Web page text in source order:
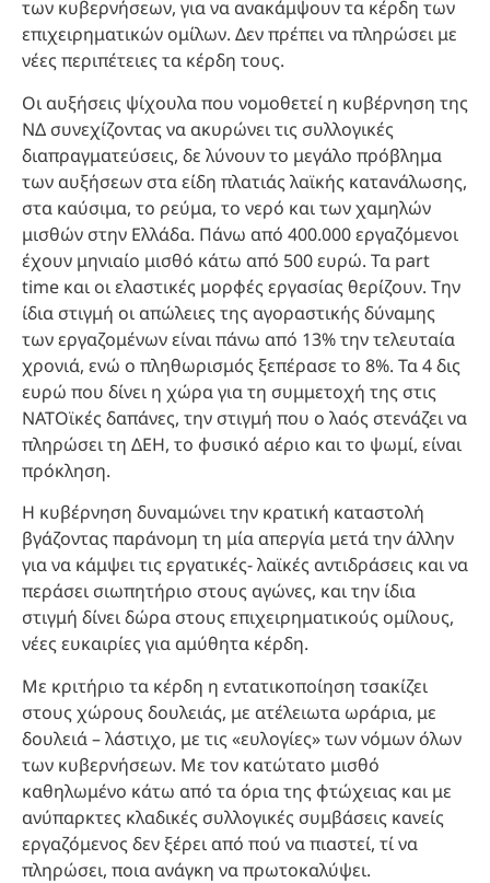
των κυβερνήσεων, για να ανακάμψουν τα κέρδη των
επιχειρηματικών ομίλων. Δεν πρέπει να πληρώσει με
νέες περιπέτειες τα κέρδη τους.
Οι αυξήσεις ψίχουλα που νομοθετεί η κυβέρνηση της
ΝΔ συνεχίζοντας να ακυρώνει τις συλλογικές
διαπραγματεύσεις, δε λύνουν το μεγάλο πρόβλημα
των αυξήσεων στα είδη πλατιάς λαϊκής κατανάλωσης,
στα καύσιμα, το ρεύμα, το νερό και των χαμηλών
μισθών στην Ελλάδα. Πάνω από 400.000 εργαζόμενοι
έχουν μηνιαίο μισθό κάτω από 500 ευρώ. Τα part
time και οι ελαστικές μορφές εργασίας θερίζουν. Την
ίδια στιγμή οι απώλειες της αγοραστικής δύναμης
των εργαζομένων είναι πάνω από 13% την τελευταία
χρονιά, ενώ ο πληθωρισμός ξεπέρασε το 8%. Τα 4 δις
ευρώ που δίνει η χώρα για τη συμμετοχή της στις
ΝΑΤΟϊκές δαπάνες, την στιγμή που ο λαός στενάζει να
πληρώσει τη ΔΕΗ, το φυσικό αέριο και το ψωμί, είναι
πρόκληση.
Η κυβέρνηση δυναμώνει την κρατική καταστολή
βγάζοντας παράνομη τη μία απεργία μετά την άλλην
για να κάμψει τις εργατικές- λαϊκές αντιδράσεις και να
περάσει σιωπητήριο στους αγώνες, και την ίδια
στιγμή δίνει δώρα στους επιχειρηματικούς ομίλους,
νέες ευκαιρίες για αμύθητα κέρδη.
Με κριτήριο τα κέρδη η εντατικοποίηση τσακίζει
στους χώρους δουλειάς, με ατέλειωτα ωράρια, με
δουλειά – λάστιχο, με τις «ευλογίες» των νόμων όλων
των κυβερνήσεων. Με τον κατώτατο μισθό
καθηλωμένο κάτω από τα όρια της φτώχειας και με
ανύπαρκτες κλαδικές συλλογικές συμβάσεις κανείς
εργαζόμενος δεν ξέρει από πού να πιαστεί, τί να
πληρώσει, ποια ανάγκη να πρωτοκαλύψει.